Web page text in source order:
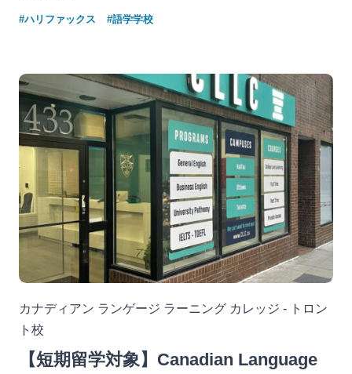
#ハリファックス #語学学校
カナディアン ランゲージ ラーニング カレッジ - トロン
ト校
【短期留学対象】Canadian Language